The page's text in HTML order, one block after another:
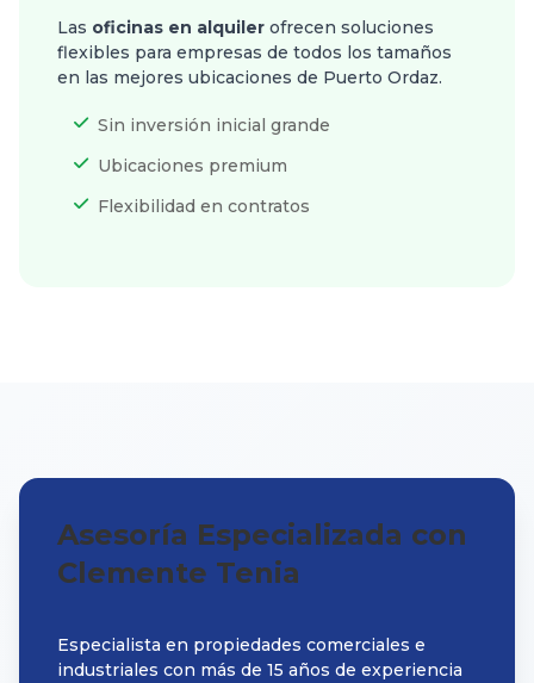
Las oficinas en alquiler ofrecen soluciones
flexibles para empresas de todos los tamaños
en las mejores ubicaciones de Puerto Ordaz.
Sin inversión inicial grande
Ubicaciones premium
Flexibilidad en contratos
Asesoría Especializada con
Clemente Tenia
Especialista en propiedades comerciales e
industriales con más de 15 años de experiencia